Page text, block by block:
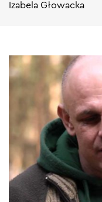
Izabela Głowacka